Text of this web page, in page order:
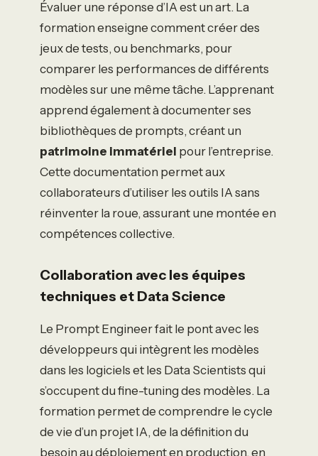
Évaluer une réponse d’IA est un art. La
formation enseigne comment créer des
jeux de tests, ou benchmarks, pour
comparer les performances de différents
modèles sur une même tâche. L’apprenant
apprend également à documenter ses
bibliothèques de prompts, créant un
patrimoine immatériel pour l’entreprise.
Cette documentation permet aux
collaborateurs d’utiliser les outils IA sans
réinventer la roue, assurant une montée en
compétences collective.
Collaboration avec les équipes
techniques et Data Science
Le Prompt Engineer fait le pont avec les
développeurs qui intègrent les modèles
dans les logiciels et les Data Scientists qui
s’occupent du fine-tuning des modèles. La
formation permet de comprendre le cycle
de vie d’un projet IA, de la définition du
besoin au déploiement en production, en